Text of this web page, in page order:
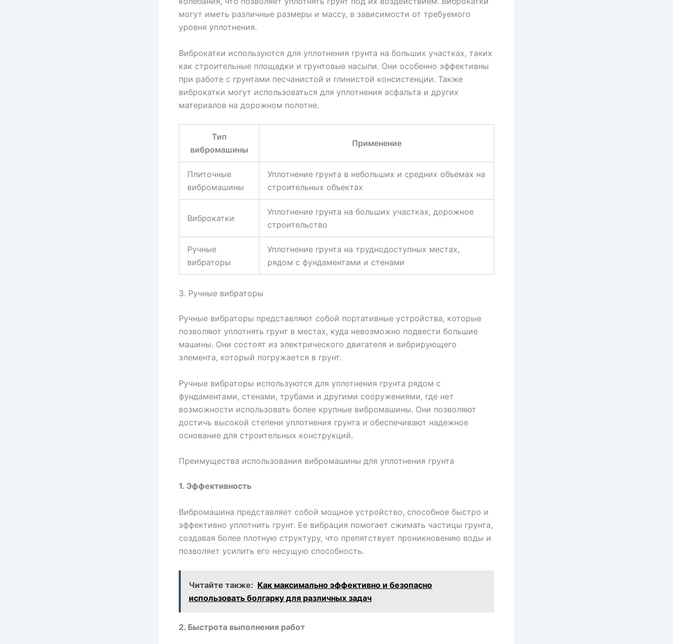
могут иметь различные размеры и массу, в зависимости от требуемого
уровня уплотнения.
Виброкатки используются для уплотнения грунта на больших участках, таких
как строительные площадки и грунтовые насыпи. Они особенно эффективны
при работе с грунтами песчанистой и глинистой консистенции. Также
виброкатки могут использоваться для уплотнения асфальта и других
материалов на дорожном полотне.
Тип
вибромашины
Применение
Плиточные
вибромашины
Уплотнение грунта в небольших и средних объемах на
строительных объектах
Виброкатки
Уплотнение грунта на больших участках, дорожное
строительство
Ручные
вибраторы
Уплотнение грунта на труднодоступных местах,
рядом с фундаментами и стенами
3. Ручные вибраторы
Ручные вибраторы представляют собой портативные устройства, которые
позволяют уплотнять грунт в местах, куда невозможно подвести большие
машины. Они состоят из электрического двигателя и вибрирующего
элемента, который погружается в грунт.
Ручные вибраторы используются для уплотнения грунта рядом с
фундаментами, стенами, трубами и другими сооружениями, где нет
возможности использовать более крупные вибромашины. Они позволяют
достичь высокой степени уплотнения грунта и обеспечивают надежное
основание для строительных конструкций.
Преимущества использования вибромашины для уплотнения грунта
1. Эффективность
Вибромашина представляет собой мощное устройство, способное быстро и
эффективно уплотнить грунт. Ее вибрация помогает сжимать частицы грунта,
создавая более плотную структуру, что препятствует проникновению воды и
позволяет усилить его несущую способность.
Читайте также: Как максимально эффективно и безопасно
использовать болгарку для различных задач
2. Быстрота выполнения работ